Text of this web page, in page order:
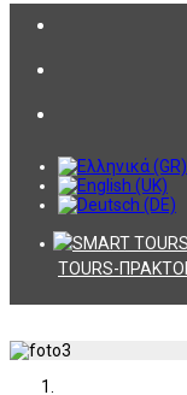
TOURS-